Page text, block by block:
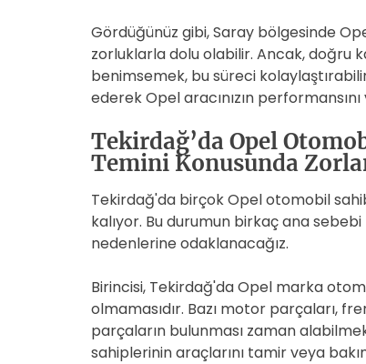
Gördüğünüz gibi, Saray bölgesinde
zorluklarla dolu olabilir. Ancak, doğru
benimsemek, bu süreci
ederek Opel aracınızın performansını
Tekirdağ’da Opel
Temini Konusunda
Tekirdağ'da birçok Opel otomobil
kalıyor. Bu durumun birkaç ana
nedenlerine odaklanacağız.
Birincisi, Tekirdağ'da Opel marka
olmamasıdır. Bazı motor parçaları,
parçaların bulunması zaman
sahiplerinin araçlarını tamir veya